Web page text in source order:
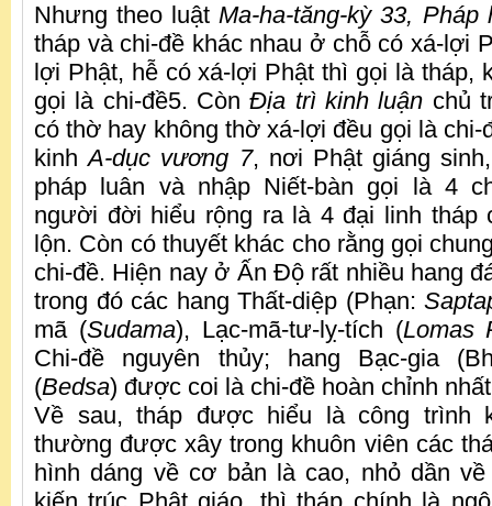
Nhưng theo luậtMa-ha-tăng-kỳ 33, Pháp
tháp và chi-đề khác nhau ở chỗ có xá-lợi
lợi Phật, hễ có xá-lợi Phật thì gọi là tháp,
gọi là chi-đề5. CònĐịa trì kinh luận chủ
có thờ hay không thờ xá-lợi đều gọi là chi-
kinh A-dục vương 7, nơi Phật giáng
pháp luân và nhập Niết-bàn gọi là 4
người đời hiểu rộng ra là 4 đại linh tháp
lộn. Còn có thuyết khác cho rằng gọi
chi-đề. Hiện nay ở Ấn Độ rất nhiều hang
trong đó các hang Thất-diệp (Phạn:
mã (Sudama), Lạc-mã-tư-lỵ-tích (Lomas
Chi-đề nguyên thủy; hang Bạc-gia
(Bedsa) được coi là chi-đề hoàn chỉnh
Về sau, tháp được hiểu là công trình
thường được xây trong khuôn viên các
hình dáng về cơ bản là cao, nhỏ dần